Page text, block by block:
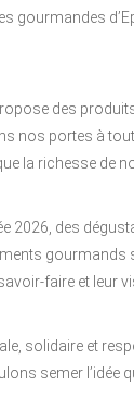
gourmandes
des
nos portes à
la richesse de
2026, des
gourmands
faire et leur
solidaire et
semer l’idée